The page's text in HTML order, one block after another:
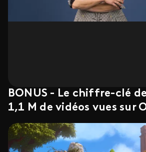
BONUS - Le chiffre-clé
1,1 M de vidéos vues sur